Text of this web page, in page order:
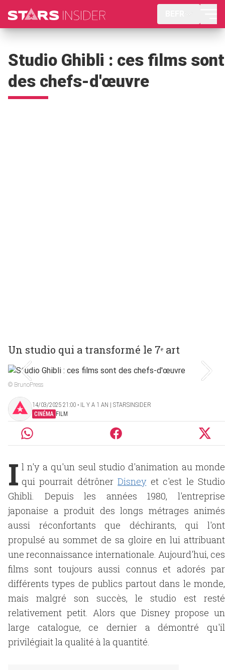
Studio Ghibli : ces films sont
des chefs-d'œuvre
Un studio qui a transformé le 7ᵉ art
© BrunoPress
14/03/2025 21:00 ‧ IL Y A 1 AN | STARSINSIDER
CINÉMA FILM
I l n'y a qu'un seul studio d'animation au monde
qui pourrait détrônerDisneyet c'est le Studio
Ghibli. Depuis les années 1980, l'entreprise
japonaise a produit des longs métrages animés
aussi réconfortants que déchirants, qui l'ont
propulsé au sommet de sa gloire en lui attribuant
une reconnaissance internationale. Aujourd'hui, ces
films sont toujours aussi connus et adorés par
différents types de publics partout dans le monde,
mais malgré son succès, le studio est resté
relativement petit. Alors que Disney propose un
large catalogue, ce dernier a démontré qu'il
privilégiait la qualité à la quantité.